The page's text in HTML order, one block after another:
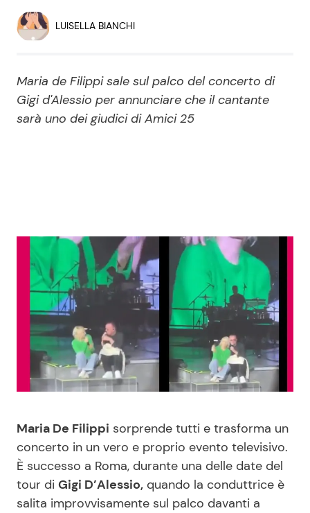
Economia
Politica Reality e Talent
Soap Opera
News Musica
News Spettacolo
Benessere
Casa
Mondo Mamma
News benessere
Cucina e Ricette
Consigli di Cucina
Le Ricette in TV
Primi Piatti
LUISELLA BIANCHI
Maria de Filippi sale sul palco del concerto di
Gigi d'Alessio per annunciare che il cantante
sarà uno dei giudici di Amici 25
Maria De Filippi sorprende tutti e trasforma un
concerto in un vero e proprio evento televisivo.
È successo a Roma, durante una delle date del
tour di Gigi D’Alessio, quando la conduttrice è
salita improvvisamente sul palco davanti a